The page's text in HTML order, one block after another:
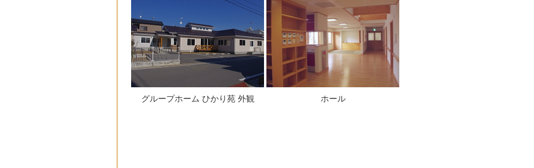
グループホーム ひかり苑 外観 ホール